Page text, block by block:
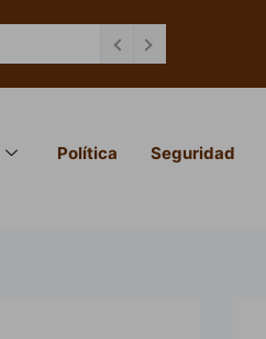
Política Seguridad